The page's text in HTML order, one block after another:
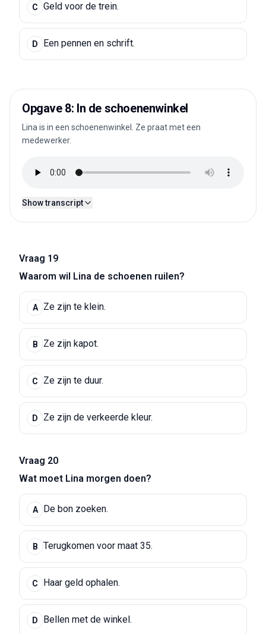
C Geld voor de trein.
D Een pennen en schrift.
Opgave 8: In de schoenenwinkel
Lina is in een schoenenwinkel. Ze praat met een
medewerker.
Show transcript
Vraag 19
Waarom wil Lina de schoenen ruilen?
A Ze zijn te klein.
B Ze zijn kapot.
C Ze zijn te duur.
D Ze zijn de verkeerde kleur.
Vraag 20
Wat moet Lina morgen doen?
A De bon zoeken.
B Terugkomen voor maat 35.
C Haar geld ophalen.
D Bellen met de winkel.